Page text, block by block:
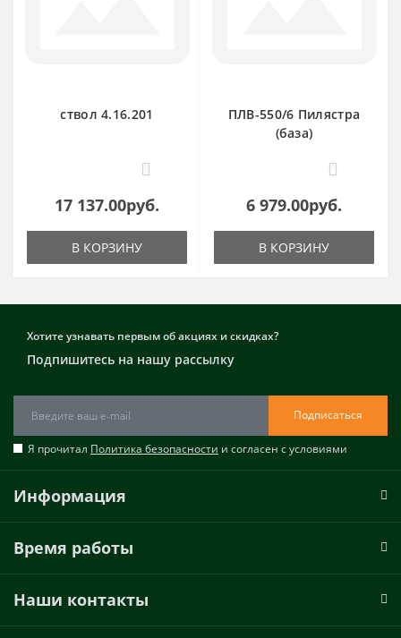
ствол 4.16.201
0
17 137.00руб.
В КОРЗИНУ
ПЛВ-550/6 Пилястра
(база)
0
6 979.00руб.
В КОРЗИНУ
Хотите узнавать первым об акциях и скидках?
Подпишитесь на нашу рассылку
Подписаться
Я прочитал Политика безопасности и согласен с условиями
Информация
Время работы
Наши контакты